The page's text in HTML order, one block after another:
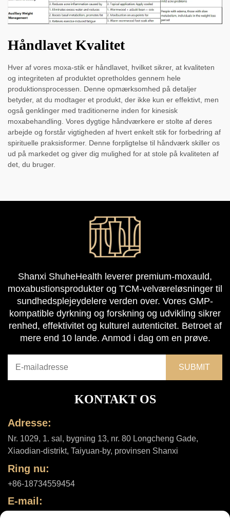
Håndlavet Kvalitet
Hver af vores moxa-stik er håndlavet, hvilket sikrer, at kvaliteten
og integriteten af produktet opretholdes gennem hele
produktionsprocessen. Denne opmærksomhed på detaljer
betyder, at du modtager et produkt, der ikke kun er effektivt, men
også genklinger med traditionerne inden for kinesisk
moxabehandling. Vores dygtige håndværkere er stolte af deres
arbejde og forstår vigtigheden af hvert enkelt stik for forbedring af
spirituelle praksisformer. Denne forpligtelse til håndværk skiller os
ud på markedet og giver dig mulighed for at stole på kvaliteten af
det, du bruger.
Shanxi ShuheHealth leverer premium-moxauld,
moxabustionsprodukter og TCM-velværeløsninger til
sundhedsplejeydelere verden over. Vores GMP-
kompatible dyrkning og forskning og udvikling sikrer
renhed, effektivitet og kulturel autenticitet. Betroet af
mere end 10 lande. Anmod i dag om en prøve.
KONTAKT OS
Adresse:
Nr. 1029, 1. sal, bygning 13, nr. 80 Longcheng Gade,
Xiaodian-distrikt, Taiyuan-by, provinsen Shanxi
Ring nu:
+86-18734559454
E-mail: